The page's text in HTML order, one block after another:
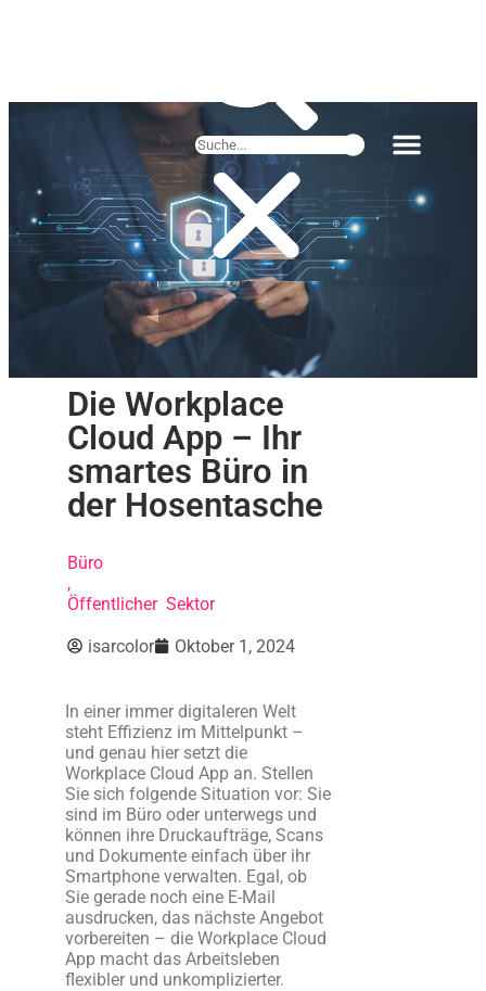
Die Workplace
Cloud App – Ihr
smartes Büro in
der Hosentasche
Büro
,
Öffentlicher Sektor
isarcolor Oktober 1, 2024
In einer immer digitaleren Welt
steht Effizienz im Mittelpunkt –
und genau hier setzt die
Workplace Cloud App an. Stellen
Sie sich folgende Situation vor: Sie
sind im Büro oder unterwegs und
können ihre Druckaufträge, Scans
und Dokumente einfach über ihr
Smartphone verwalten. Egal, ob
Sie gerade noch eine E-Mail
ausdrucken, das nächste Angebot
vorbereiten – die Workplace Cloud
App macht das Arbeitsleben
flexibler und unkomplizierter.